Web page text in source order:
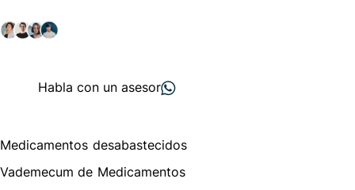
Habla con un asesor
Medicamentos desabastecidos
Vademecum de Medicamentos